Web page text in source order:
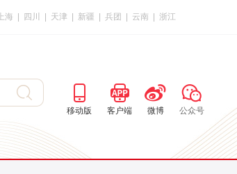
上海 四川 天津 新疆 兵团 云南 浙江
移动版 客户端 微博 公众号